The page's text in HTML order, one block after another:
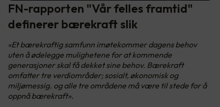
FN-rapporten "Vår felles framtid"
definerer bærekraft slik
«Et bærekraftig samfunn imøtekommer dagens behov
uten å ødelegge mulighetene for at kommende
generasjoner skal få dekket sine behov. Bærekraft
omfatter tre verdiområder; sosialt, økonomisk og
miljømessig. og alle tre områdene må være til stede for å
oppnå bærekraft».